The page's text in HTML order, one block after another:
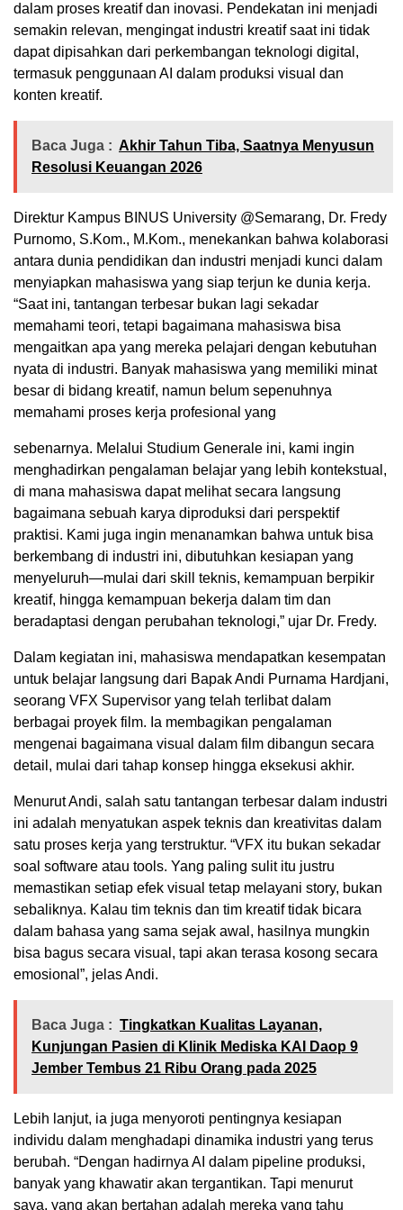
dalam proses kreatif dan inovasi. Pendekatan ini menjadi
semakin relevan, mengingat industri kreatif saat ini tidak
dapat dipisahkan dari perkembangan teknologi digital,
termasuk penggunaan AI dalam produksi visual dan
konten kreatif.
Baca Juga : Akhir Tahun Tiba, Saatnya Menyusun
Resolusi Keuangan 2026
Direktur Kampus BINUS University @Semarang, Dr. Fredy
Purnomo, S.Kom., M.Kom., menekankan bahwa kolaborasi
antara dunia pendidikan dan industri menjadi kunci dalam
menyiapkan mahasiswa yang siap terjun ke dunia kerja.
“Saat ini, tantangan terbesar bukan lagi sekadar
memahami teori, tetapi bagaimana mahasiswa bisa
mengaitkan apa yang mereka pelajari dengan kebutuhan
nyata di industri. Banyak mahasiswa yang memiliki minat
besar di bidang kreatif, namun belum sepenuhnya
memahami proses kerja profesional yang
sebenarnya. Melalui Studium Generale ini, kami ingin
menghadirkan pengalaman belajar yang lebih kontekstual,
di mana mahasiswa dapat melihat secara langsung
bagaimana sebuah karya diproduksi dari perspektif
praktisi. Kami juga ingin menanamkan bahwa untuk bisa
berkembang di industri ini, dibutuhkan kesiapan yang
menyeluruh—mulai dari skill teknis, kemampuan berpikir
kreatif, hingga kemampuan bekerja dalam tim dan
beradaptasi dengan perubahan teknologi,” ujar Dr. Fredy.
Dalam kegiatan ini, mahasiswa mendapatkan kesempatan
untuk belajar langsung dari Bapak Andi Purnama Hardjani,
seorang VFX Supervisor yang telah terlibat dalam
berbagai proyek film. Ia membagikan pengalaman
mengenai bagaimana visual dalam film dibangun secara
detail, mulai dari tahap konsep hingga eksekusi akhir.
Menurut Andi, salah satu tantangan terbesar dalam industri
ini adalah menyatukan aspek teknis dan kreativitas dalam
satu proses kerja yang terstruktur. “VFX itu bukan sekadar
soal software atau tools. Yang paling sulit itu justru
memastikan setiap efek visual tetap melayani story, bukan
sebaliknya. Kalau tim teknis dan tim kreatif tidak bicara
dalam bahasa yang sama sejak awal, hasilnya mungkin
bisa bagus secara visual, tapi akan terasa kosong secara
emosional”, jelas Andi.
Baca Juga : Tingkatkan Kualitas Layanan,
Kunjungan Pasien di Klinik Mediska KAI Daop 9
Jember Tembus 21 Ribu Orang pada 2025
Lebih lanjut, ia juga menyoroti pentingnya kesiapan
individu dalam menghadapi dinamika industri yang terus
berubah. “Dengan hadirnya AI dalam pipeline produksi,
banyak yang khawatir akan tergantikan. Tapi menurut
saya, yang akan bertahan adalah mereka yang tahu